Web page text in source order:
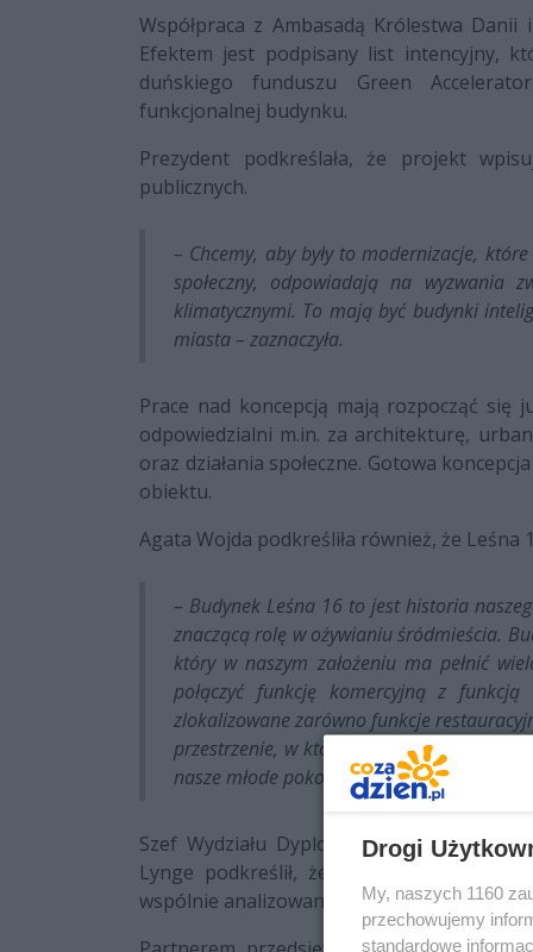
Współpraca z Ambasadą Królestwa
Efektem jest podpisany list intencyjny,
duńskiego funduszu Green
funkcjonalnej budynku.
Prezydent podkreślała, że projekt
publicznych.
– Chcemy, aby były to modernizacje,
społeczny, odpowiadają na wyzwania
klimatycznymi. To mają być budynki
miasta – zaznaczyła.
Prace nad koncepcją mają rozpocząć się
odpowiedzialni m.in. za architekturę,
oraz działania społeczne. Gotowa
obiektu.
Agata Wojda podkreśliła również, że
– Budynek Leśna 16 to jest historia
znaczącą rolę w ożywianiu śródmieścia.
który w naszym założeniu ma pełnić
połączyć funkcję komercyjną z
zlokalizowane zarówno funkcje
przestrzenie, w których doskonale będą się
nasze młode pokolenie – mówiła.
Szef Wydziału Dyplomacji Gospodarczej
Lynge podkreślił, że współpraca z
wspólnie analizowano potencjał budynku i
Drogi
My, naszych 1160
przechowujemy
standardowe